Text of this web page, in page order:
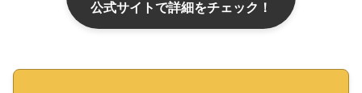
公式サイトで詳細をチェック！